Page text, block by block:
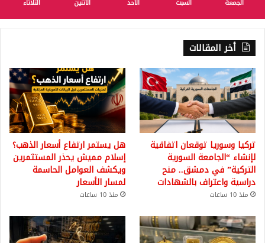
الجمعة السبت الأحد الأثنين الثلاثاء
أخر المقالات
تركيا وسوريا توقعان اتفاقية
لإنشاء “الجامعة السورية
التركية” في دمشق.. منح
دراسية واعتراف بالشهادات
منذ 10 ساعات
هل يستمر ارتفاع أسعار الذهب؟
إسلام مميش يحذر المستثمرين
ويكشف العوامل الحاسمة
لمسار الأسعار
منذ 10 ساعات